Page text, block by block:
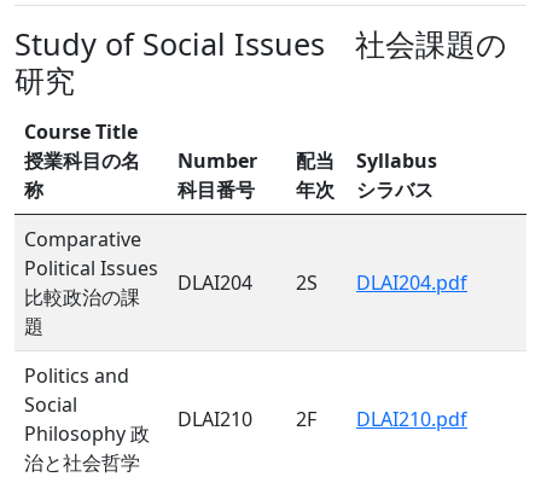
Study of Social Issues 社会課題の
研究
Course Title
授業科目の名
称
Number
科目番号
配当
年次
Syllabus
シラバス
Comparative
Political Issues
比較政治の課
題
DLAI204 2S DLAI204.pdf
Politics and
Social
Philosophy 政
治と社会哲学
DLAI210 2F DLAI210.pdf